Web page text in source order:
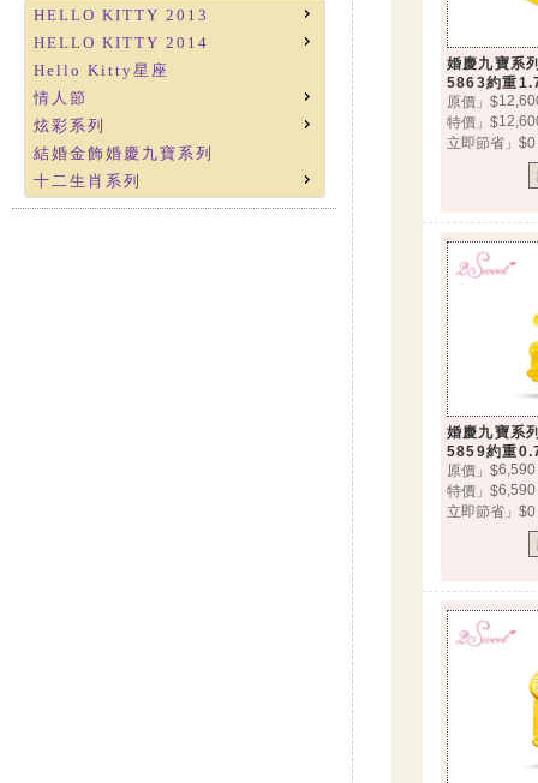
婚慶九寶系
5863約重
原價」$
特價」$
立即節省」$0
婚慶九寶系
5859約重
原價」$6,590
特價」$6,590
立即節省」$0
HELLO KITTY 2013
HELLO KITTY 2014
Hello Kitty星座
情人節
炫彩系列
結婚金飾婚慶九寶系列
十二生肖系列